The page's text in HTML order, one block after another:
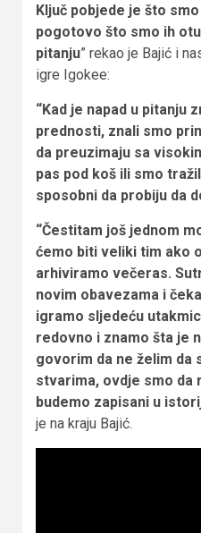
Ključ pobjede je što
pogotovo što smo ih
pitanju” rekao je Bajić i
igre Igokee:
“Kad je napad u pitanju
prednosti, znali smo
da preuzimaju sa
pas pod koš ili smo
sposobni da probiju da
“Čestitam još jednom
ćemo biti veliki tim ako
arhiviramo večeras.
novim obavezama i
igramo sljedeću
redovno i znamo šta je
govorim da ne želim da
stvarima, ovdje smo da
budemo zapisani u
je na kraju Bajić.